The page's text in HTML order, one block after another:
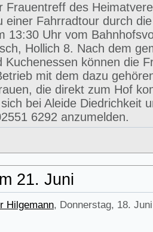
Frauentreff des
einer Fahrradtour durch
13:30 Uhr vom
Hollich 8. Nach dem
Kuchenessen können die
mit dem dazu
die direkt zum Hof
bei Aleide Diedrichkeit
6292 anzumelden.
21. Juni
Hilgemann, Donnerstag, 18.